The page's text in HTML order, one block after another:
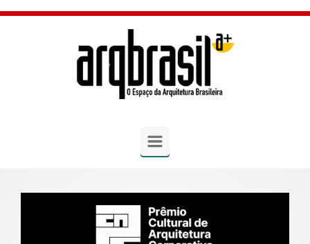
Skip to main content